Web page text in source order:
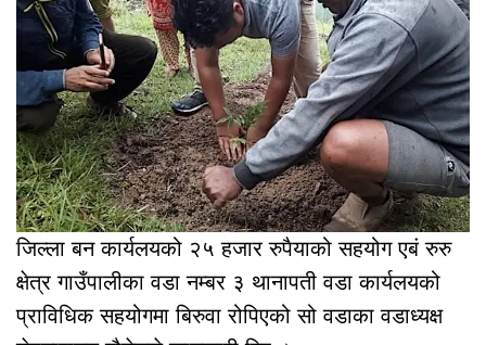
जिल्ला बन कार्यलयको २५ हजार रुपैयाको सहयोग एबं रुरु
क्षेत्र गाउँपालीका वडा नम्बर ३ थानापती वडा कार्यलयको
प्राविधिक सहयोगमा बिरुवा रोपिएको सो वडाका वडाध्यक्ष